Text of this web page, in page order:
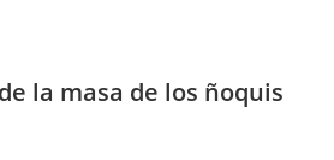
la masa de los ñoquis